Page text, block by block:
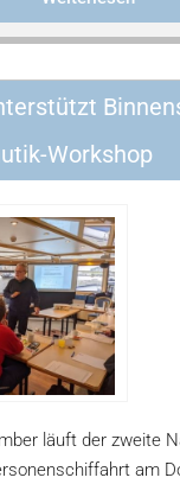
Workshop
läuft der zweite
am